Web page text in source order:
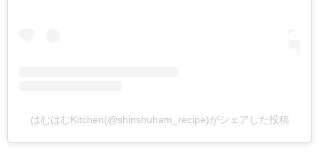
はむはむKitchen(@shinshuham_recipe)がシェアした投稿